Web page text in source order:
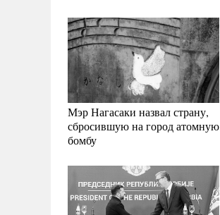
Мэр Нагасаки назвал страну,
сбросившую на город атомную
бомбу